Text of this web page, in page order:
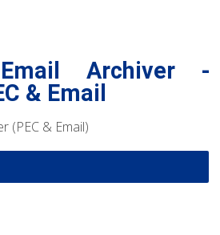
Archiver -
& Email
(PEC & Email)